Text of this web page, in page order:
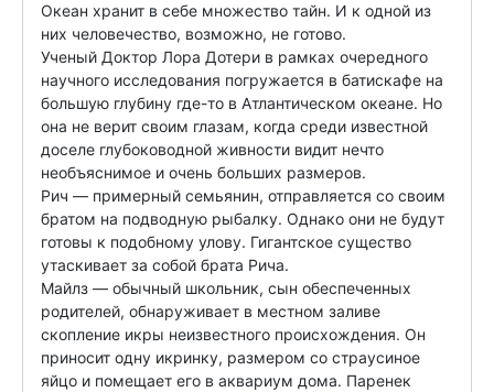
Океан хранит в себе множество тайн. И к одной из
них человечество, возможно, не готово.
Ученый Доктор Лора Дотери в рамках очередного
научного исследования погружается в батискафе на
большую глубину где-то в Атлантическом океане. Но
она не верит своим глазам, когда среди известной
доселе глубоководной живности видит нечто
необъяснимое и очень больших размеров.
Рич — примерный семьянин, отправляется со своим
братом на подводную рыбалку. Однако они не будут
готовы к подобному улову. Гигантское существо
утаскивает за собой брата Рича.
Майлз — обычный школьник, сын обеспеченных
родителей, обнаруживает в местном заливе
скопление икры неизвестного происхождения. Он
приносит одну икринку, размером со страусиное
яйцо и помещает его в аквариум дома. Паренек